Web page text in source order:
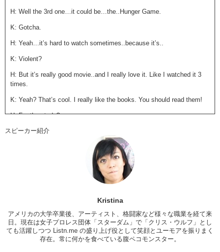
H: Well the 3rd one…it could be…the..Hunger Game.
K: Gotcha.
H: Yeah…it’s hard to watch sometimes..because it’s..
K: Violent?
H: But it’s really good movie..and I really love it. Like I watched it 3
times.
K: Yeah? That’s cool. I really like the books. You should read them!
H: For the study?
K: YEAH! I mean you’ll learn how to describe violence very
H: My second one is all the Ghibli’s movies..
K: All of them combined into 1! That’s kind of cheating you know!
is..beautiful and like…you know..that..the boy..Ashitaka..
K: Ashitaka..yeah..
H: He’s so handsome…and I love the story and…yeah…
K: Your number one movie! Bring it in!
スピーカー紹介
Kristina
アメリカの大学卒業後、アーティスト、格闘家など様々な職業を経て来
日。現在は女子プロレス団体「 スターダム 」で「 クリス・ウルフ 」とし
ても活躍しつつ Listn.me の盛り上げ役として笑顔とユーモアを振りまく
存在。常に何かを食べている腹ペコモンスター。